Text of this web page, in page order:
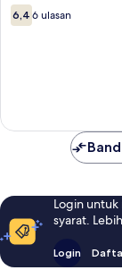
Batam
6.4
dari
6,4 6 ulasan
Login
syarat.
Login